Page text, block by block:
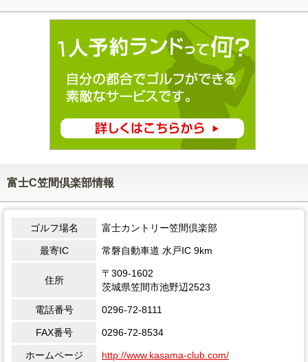
富士C笠間倶楽部情報
ゴルフ場名 富士カントリー笠間倶楽部
最寄IC 常磐自動車道 水戸IC 9km
住所
〒309-1602
茨城県笠間市池野辺2523
電話番号 0296-72-8111
FAX番号 0296-72-8534
ホームページ http://www.kasama-club.com/